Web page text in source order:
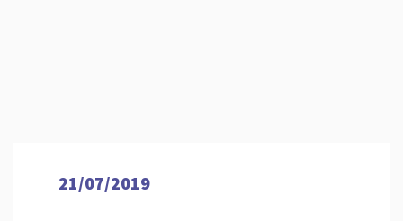
21/07/2019